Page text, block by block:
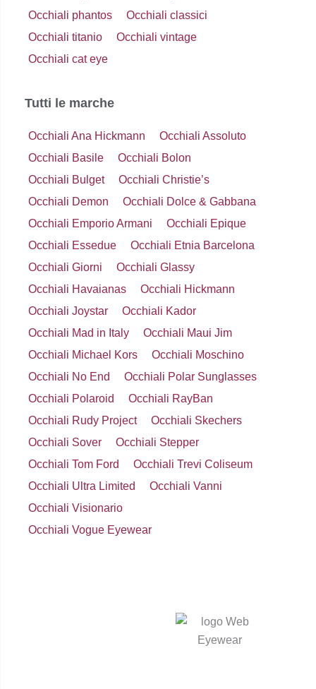
Occhiali phantos
Occhiali classici
Occhiali titanio
Occhiali vintage
Occhiali cat eye
Tutti le marche
Occhiali Ana Hickmann
Occhiali Assoluto
Occhiali Basile
Occhiali Bolon
Occhiali Bulget
Occhiali Christie’s
Occhiali Demon
Occhiali Dolce & Gabbana
Occhiali Emporio Armani
Occhiali Epique
Occhiali Essedue
Occhiali Etnia Barcelona
Occhiali Giorni
Occhiali Glassy
Occhiali Havaianas
Occhiali Hickmann
Occhiali Joystar
Occhiali Kador
Occhiali Mad in Italy
Occhiali Maui Jim
Occhiali Michael Kors
Occhiali Moschino
Occhiali No End
Occhiali Polar Sunglasses
Occhiali Polaroid
Occhiali RayBan
Occhiali Rudy Project
Occhiali Skechers
Occhiali Sover
Occhiali Stepper
Occhiali Tom Ford
Occhiali Trevi Coliseum
Occhiali Ultra Limited
Occhiali Vanni
Occhiali Visionario
Occhiali Vogue Eyewear